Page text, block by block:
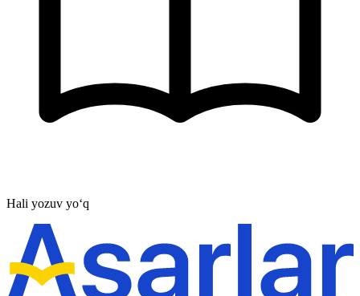
Hali yozuv yo‘q